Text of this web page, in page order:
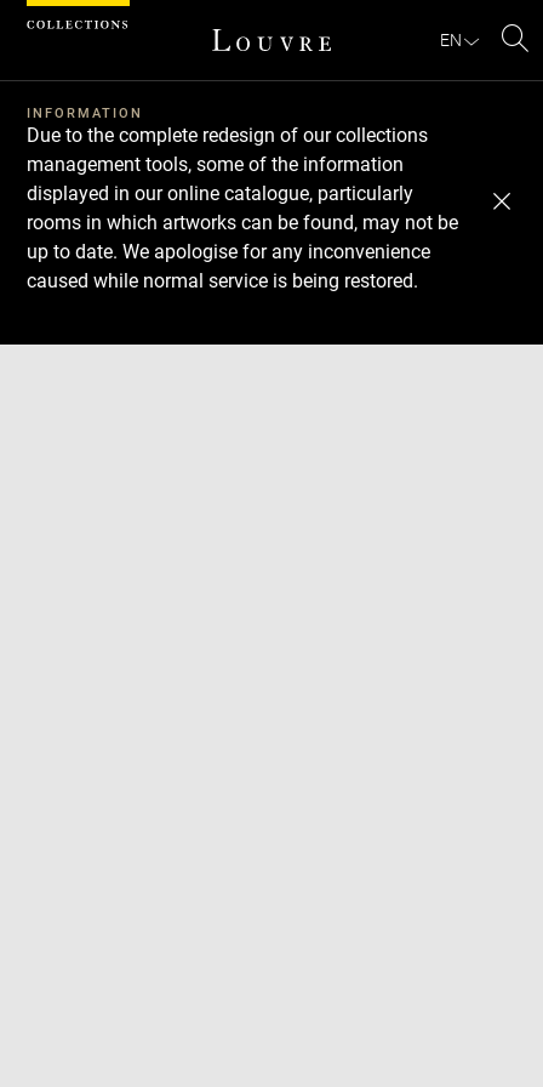
EN
INFORMATION
Due to the complete redesign of our collections
management tools, some of the information
displayed in our online catalogue, particularly
rooms in which artworks can be found, may not be
up to date. We apologise for any inconvenience
caused while normal service is being restored.
Download
Next
Previous
Cookies management panel